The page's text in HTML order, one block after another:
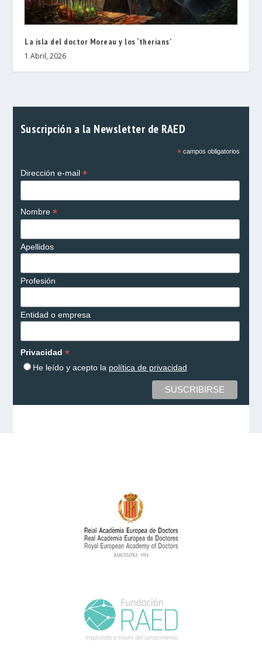
La isla del doctor Moreau y los ‘therians’
1 Abril, 2026
Suscripción a la Newsletter de RAED
*campos obligatorios
Dirección e-mail *
Nombre *
Apellidos
Profesión
Entidad o empresa
Privacidad *
He leído y acepto la política de privacidad